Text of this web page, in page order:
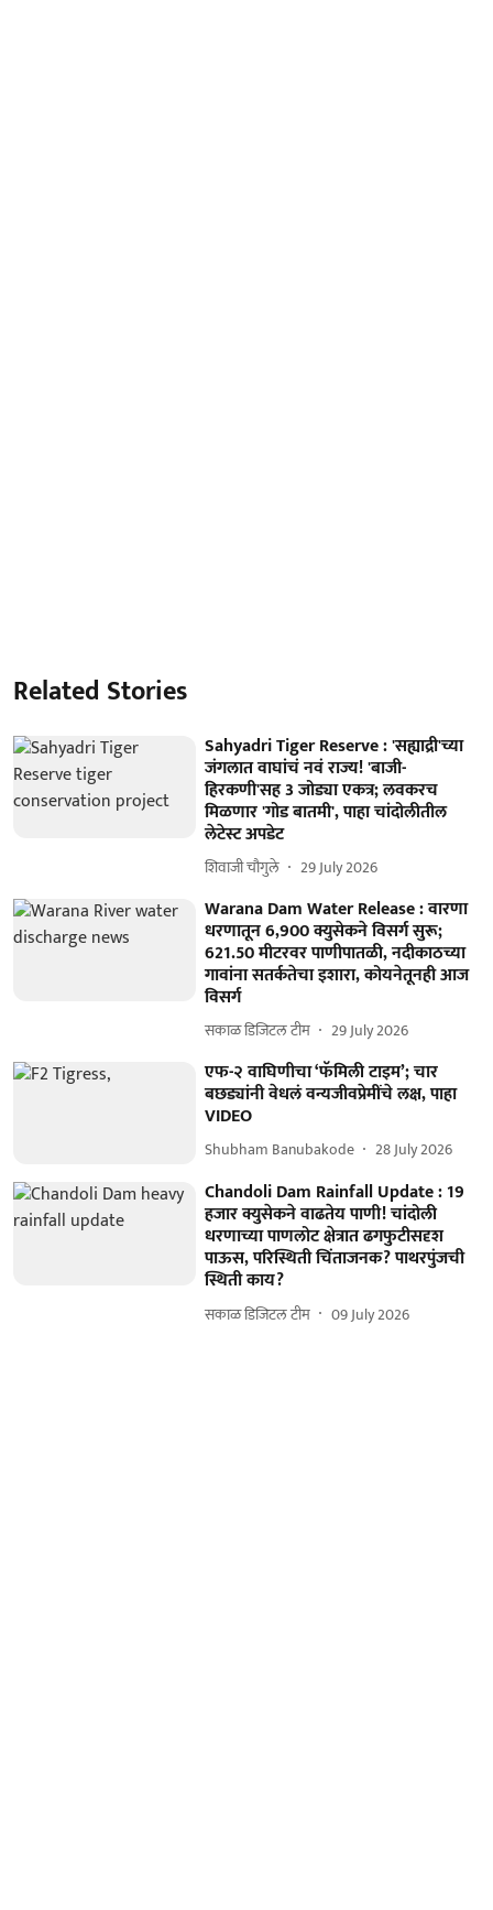
Related Stories
Sahyadri Tiger Reserve : 'सह्याद्री'च्या
जंगलात वाघांचं नवं राज्य! 'बाजी-
हिरकणी'सह 3 जोड्या एकत्र; लवकरच
मिळणार 'गोड बातमी', पाहा चांदोलीतील
लेटेस्ट अपडेट
शिवाजी चौगुले 29 July 2026
Warana Dam Water Release : वारणा
धरणातून 6,900 क्युसेकने विसर्ग सुरू;
621.50 मीटरवर पाणीपातळी, नदीकाठच्या
गावांना सतर्कतेचा इशारा, कोयनेतूनही आज
विसर्ग
सकाळ डिजिटल टीम 29 July 2026
एफ-२ वाघिणीचा ‘फॅमिली टाइम’; चार
बछड्यांनी वेधलं वन्यजीवप्रेमींचे लक्ष, पाहा
VIDEO
Shubham Banubakode 28 July 2026
Chandoli Dam Rainfall Update : 19
हजार क्युसेकने वाढतेय पाणी! चांदोली
धरणाच्या पाणलोट क्षेत्रात ढगफुटीसदृश
पाऊस, परिस्थिती चिंताजनक? पाथरपुंजची
स्थिती काय?
सकाळ डिजिटल टीम 09 July 2026